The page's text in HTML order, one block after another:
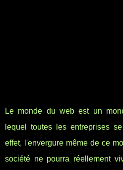
Le monde du web est un
lequel toutes les entreprises
effet, l'envergure même de ce
société ne pourra réellement